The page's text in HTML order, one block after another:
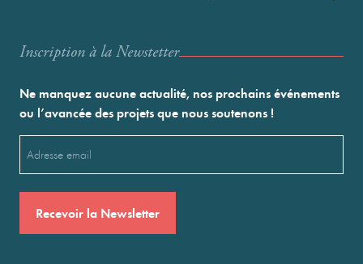
Inscription à la Newstetter
Ne manquez aucune actualité, nos prochains événements
ou l’avancée des projets que nous soutenons !
(Nécessaire)